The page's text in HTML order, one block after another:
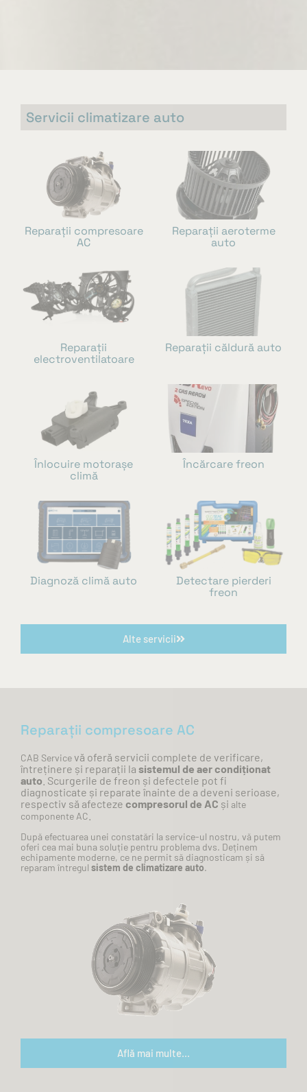
Servicii climatizare auto
Reparații compresoare
AC
Reparații aeroterme
auto
Reparații
electroventilatoare
Reparații căldură auto
Înlocuire motorașe
climă
Încărcare freon
Diagnoză climă auto
Detectare pierderi
freon
Alte servicii
Reparații compresoare AC
CAB Servicevă oferă servicii complete de verificare,
întreținere și reparații la sistemul de aercondiționat
auto . Scurgerile de freon și defectele pot fi
diagnosticate și reparate înainte de a deveni serioase,
respectiv să afecteze compresorul de AC și alte
componente AC
După efectuarea unei constatări la service-ul nostru, vă putem
oferi cea mai buna soluție pentru problema dvs. Deținem
echipamente moderne, ce ne permit să diagnosticam și să
reparam întregul sistem de climatizare auto.
Află mai multe...